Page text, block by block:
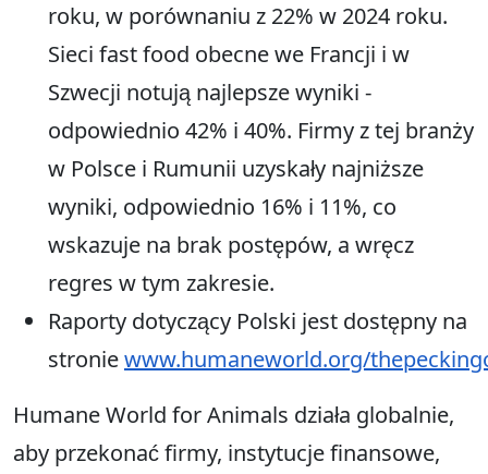
roku, w porównaniu z 22% w 2024 roku.
Sieci fast food obecne we Francji i w
Szwecji notują najlepsze wyniki -
odpowiednio 42% i 40%. Firmy z tej branży
w Polsce i Rumunii uzyskały najniższe
wyniki, odpowiednio 16% i 11%, co
wskazuje na brak postępów, a wręcz
regres w tym zakresie.
Raporty dotyczący Polski jest dostępny na
stroniewww.humaneworld.org/
Humane World for Animals działa globalnie,
aby przekonać firmy, instytucje finansowe,